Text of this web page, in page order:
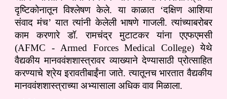
दृष्टिकोनातून विश्लेषण केले. या काळात ‘दक्षिण आशिया
संवाद मंच’ यात त्यांनी केलेली भाषणे गाजली. त्यांच्याबरोबर
काम करणारे डॉ. रामचंद्र मुटाटकर यांना एएफएमसी
(AFMC - Armed Forces Medical College) येथे
वैद्यकीय मानववंशशास्त्रावर व्याख्याने देण्यासाठी प्रोत्साहित
करण्याचे श्रेय इरावतीबाईंना जाते. त्यातूनच भारतात वैद्यकीय
मानववंशशास्त्राच्या अभ्यासाला अधिक वाव मिळाला.